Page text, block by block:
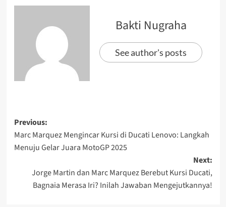
Bakti Nugraha
See author's posts
Previous:
Marc Marquez Mengincar Kursi di Ducati Lenovo: Langkah
Menuju Gelar Juara MotoGP 2025
Next:
Jorge Martin dan Marc Marquez Berebut Kursi Ducati,
Bagnaia Merasa Iri? Inilah Jawaban Mengejutkannya!